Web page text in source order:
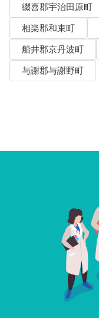
綴喜郡宇治田原町
相楽郡和束町
船井郡京丹波町
与謝郡与謝野町